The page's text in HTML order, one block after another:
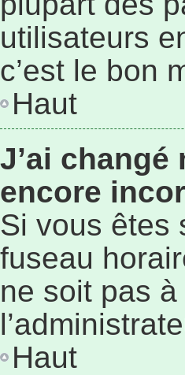
utilisateurs
c’est le bon
Haut
J’ai changé
encore
Si vous êtes
fuseau
ne soit pas
Haut